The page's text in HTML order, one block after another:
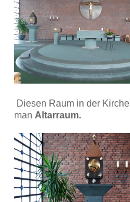
Diesen Raum in der
man Altarraum.